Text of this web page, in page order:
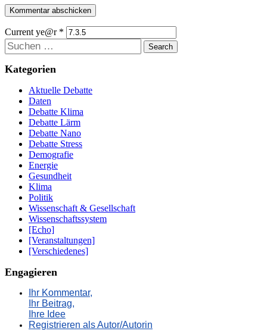
Current ye@r *
Suchen
Kategorien
Aktuelle Debatte
Daten
Debatte Klima
Debatte Lärm
Debatte Nano
Debatte Stress
Demografie
Energie
Gesundheit
Klima
Politik
Wissenschaft & Gesellschaft
Wissenschaftssystem
[Echo]
[Veranstaltungen]
[Verschiedenes]
Engagieren
Ihr Kommentar,
Ihr Beitrag,
Ihre Idee
Registrieren als Autor/Autorin